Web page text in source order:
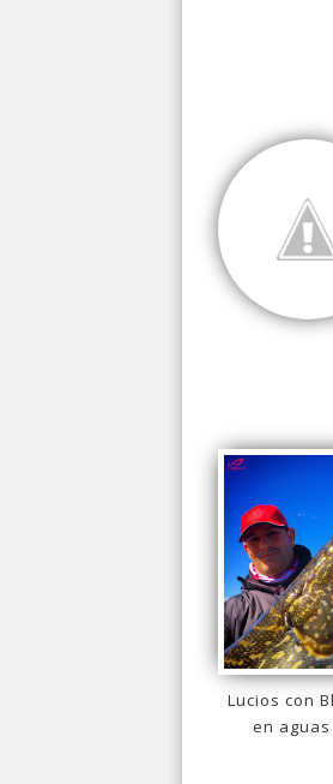
Lucios con
en